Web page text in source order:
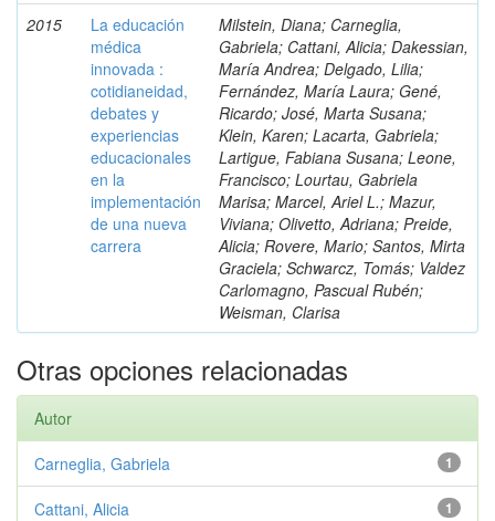
2015
La educación
médica
innovada :
cotidianeidad,
debates y
experiencias
educacionales
en la
implementación
de una nueva
carrera
Milstein, Diana; Carneglia,
Gabriela; Cattani, Alicia; Dakessian,
María Andrea; Delgado, Lilia;
Fernández, María Laura; Gené,
Ricardo; José, Marta Susana;
Klein, Karen; Lacarta, Gabriela;
Lartigue, Fabiana Susana; Leone,
Francisco; Lourtau, Gabriela
Marisa; Marcel, Ariel L.; Mazur,
Viviana; Olivetto, Adriana; Preide,
Alicia; Rovere, Mario; Santos, Mirta
Graciela; Schwarcz, Tomás; Valdez
Carlomagno, Pascual Rubén;
Weisman, Clarisa
Otras opciones relacionadas
Autor
1
Carneglia, Gabriela
1
Cattani, Alicia